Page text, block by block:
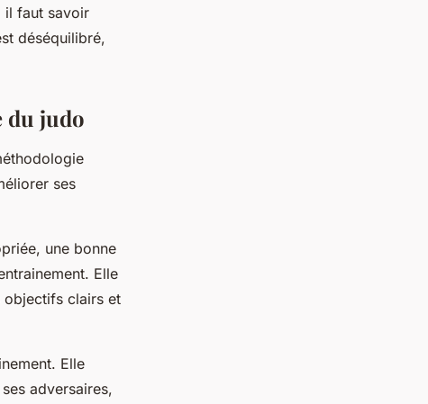
il faut savoir
déséquilibré,
du judo
ses
une bonne
Elle
objectifs clairs et
Elle
adversaires,